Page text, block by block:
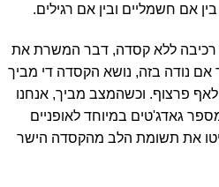
אם חשמליים ובין אם רגילים.
רכיבה ללא קסדה, דבר המשרת את
אם נודה בזה, נושא הקסדה די מביך
פרצוף. וכשהמצב מביך, אנחנו
גאדג'טים במיוחד לאופניים
את תשומת הלב מהקסדה הישר